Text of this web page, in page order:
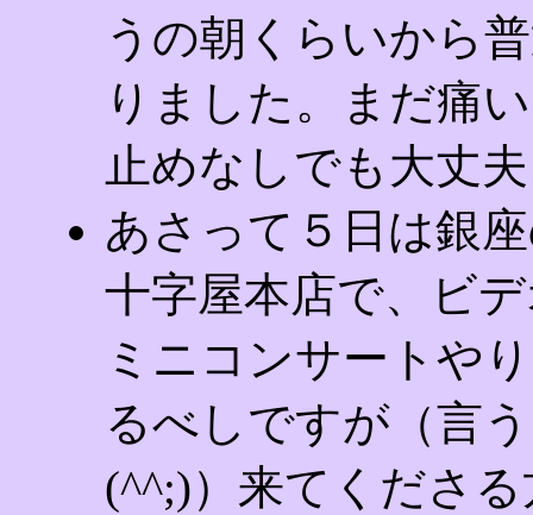
うの朝くらいから
りました。まだ痛
止めなしでも大丈
あさって５日は銀
十字屋本店で、ビ
ミニコンサートや
るべしですが（言
(^^;)）来てくださ